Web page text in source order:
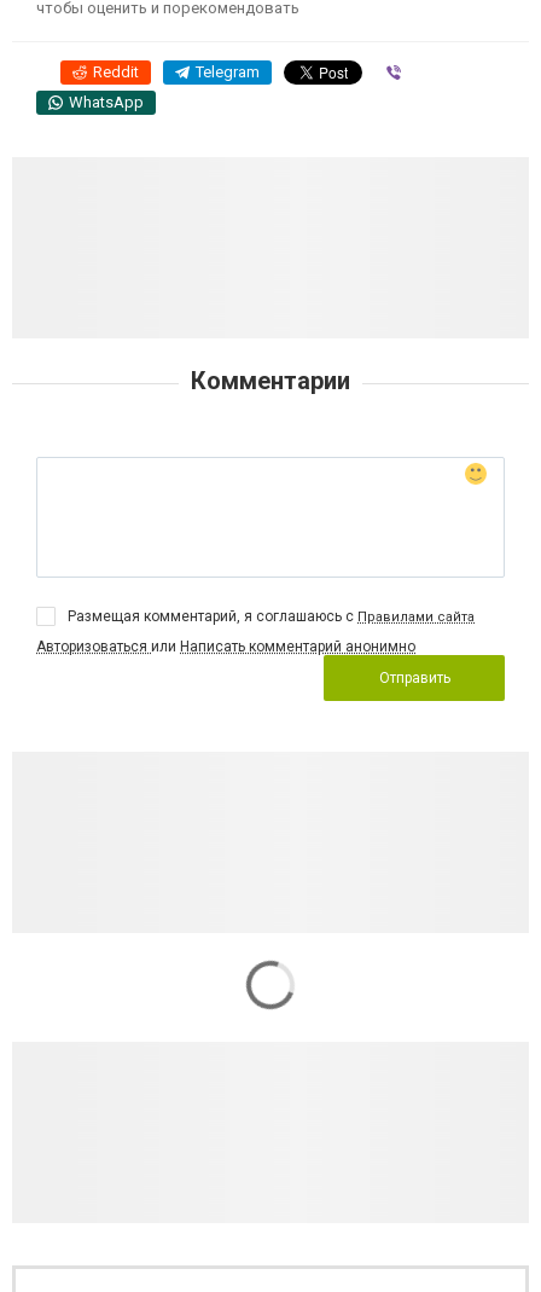
чтобы оценить и порекомендовать
Reddit Telegram
WhatsApp
Комментарии
Размещая комментарий, я соглашаюсь с Правилами сайта
Авторизоваться или Написать комментарий анонимно
Отправить